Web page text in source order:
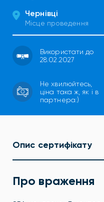
Чернівці
Місце проведення
Використати до
28.02.2027
Не хвилюйтесь,
ціна така ж, як і в
партнера:)
Опис сертифікату
Про враження